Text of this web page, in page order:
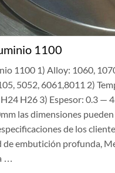
1100
1100 1) Alloy: 1060,
5052, 6061,8011 2)
H26 3) Espesor: 0.3 —
las dimensiones
de los
de embutición profunda,
…